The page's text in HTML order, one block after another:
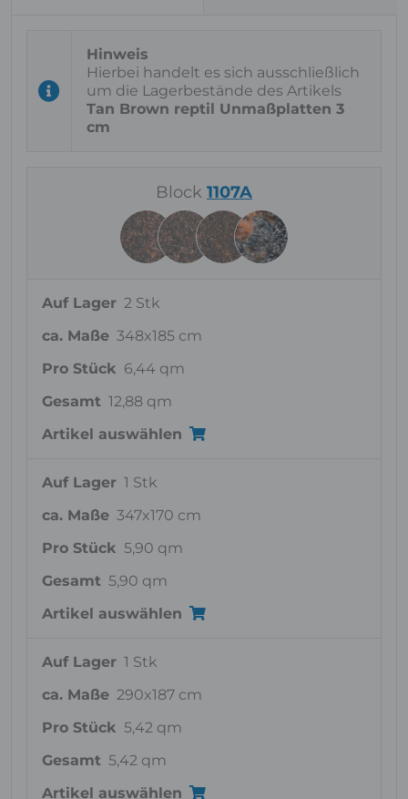
Hierbei handelt es sich ausschließlich
um die Lagerbestände des Artikels
Tan Brown reptil Unmaßplatten 3
cm
Block 1107A
Auf Lager 2 Stk
ca. Maße 348x185 cm
Pro Stück 6,44 qm
Gesamt 12,88 qm
Artikel auswählen
Auf Lager 1 Stk
ca. Maße 347x170 cm
Pro Stück 5,90 qm
Gesamt 5,90 qm
Artikel auswählen
Auf Lager 1 Stk
ca. Maße 290x187 cm
Pro Stück 5,42 qm
Gesamt 5,42 qm
Artikel auswählen